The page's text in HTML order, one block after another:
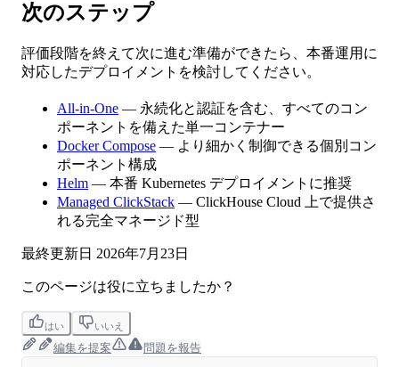
次のステップ
評価段階を終えて次に進む準備ができたら、本番運用に
対応したデプロイメントを検討してください。
All-in-One — 永続化と認証を含む、すべてのコン
ポーネントを備えた単一コンテナー
Docker Compose — より細かく制御できる個別コン
ポーネント構成
Helm — 本番 Kubernetes デプロイメントに推奨
Managed ClickStack — ClickHouse Cloud 上で提供さ
れる完全マネージド型
最終更新日 2026年7月23日
このページは役に立ちましたか？
はい いいえ
編集を提案 問題を報告